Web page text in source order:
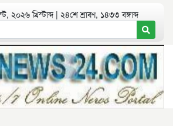
খ্রিস্টাব্দ | ২৪শে শ্রাবণ, ১৪৩৩ বঙ্গাব্দ